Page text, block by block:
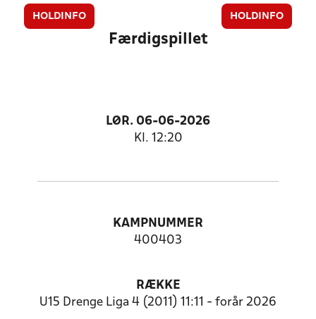
HOLDINFO HOLDINFO
Færdigspillet
LØR. 06-06-2026
Kl. 12:20
KAMPNUMMER
400403
RÆKKE
U15 Drenge Liga 4 (2011) 11:11 - forår 2026